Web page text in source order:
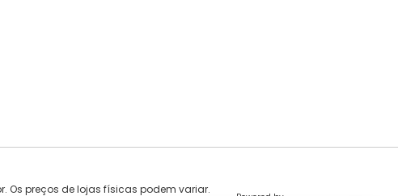
Os preços de lojas físicas podem variar.